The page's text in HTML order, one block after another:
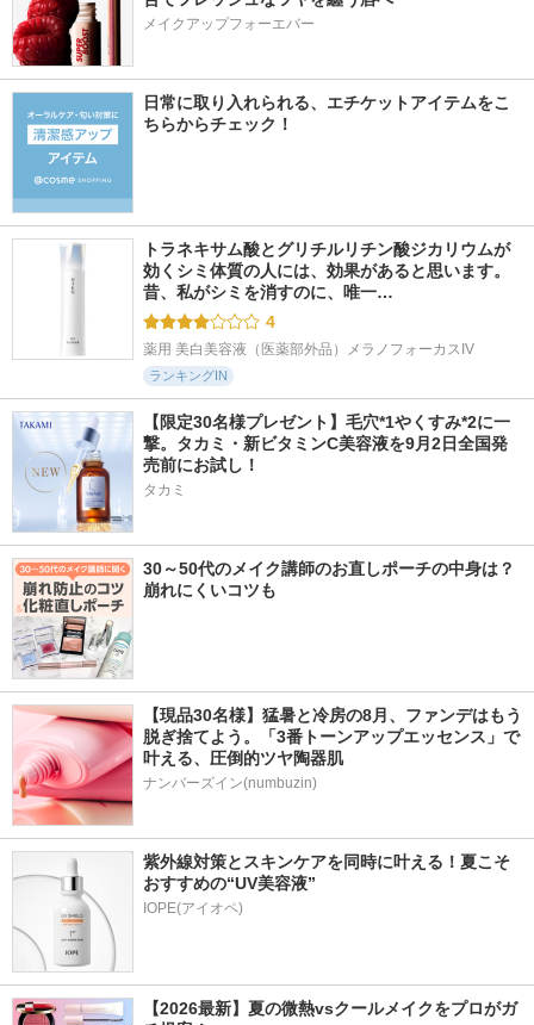
メイクアップフォーエバー
日常に取り入れられる、エチケットアイテムをこ
ちらからチェック！
トラネキサム酸とグリチルリチン酸ジカリウムが
効くシミ体質の人には、効果があると思います。
昔、私がシミを消すのに、唯一…
4
薬用 美白美容液（医薬部外品）メラノフォーカスIV
ランキングIN
【限定30名様プレゼント】毛穴*1やくすみ*2に一
撃。タカミ・新ビタミンC美容液を9月2日全国発
売前にお試し！
タカミ
30～50代のメイク講師のお直しポーチの中身は？
崩れにくいコツも
【現品30名様】猛暑と冷房の8月、ファンデはもう
脱ぎ捨てよう。「3番トーンアップエッセンス」で
叶える、圧倒的ツヤ陶器肌
ナンバーズイン(numbuzin)
紫外線対策とスキンケアを同時に叶える！夏こそ
おすすめの“UV美容液”
IOPE(アイオペ)
【2026最新】夏の微熱vsクールメイクをプロがガ